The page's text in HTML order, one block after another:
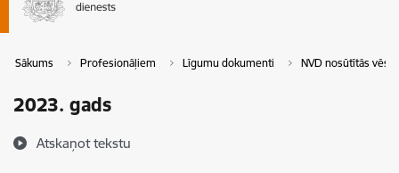
Sākums Profesionāļiem Līgumu dokumenti NVD nosūtītās
2023. gads
Atskaņot tekstu